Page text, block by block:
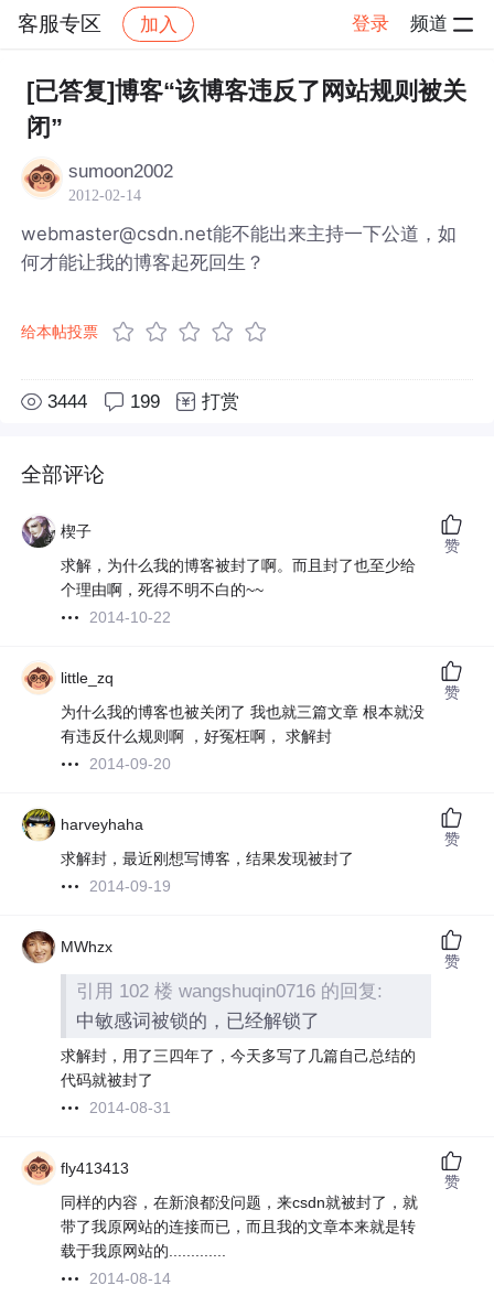
客服专区 加入 登录 频道
社区 客服专区 帖子详情
[已答复]博客“该博客违反了网站规则被关
闭”
sumoon2002
2012-02-14
webmaster@csdn.net能不能出来主持一下公道，如
何才能让我的博客起死回生？
给本帖投票
3444 199 打赏
全部评论
楔子
求解，为什么我的博客被封了啊。而且封了也至少给
个理由啊，死得不明不白的~~
2014-10-22
赞
little_zq
为什么我的博客也被关闭了 我也就三篇文章 根本就没
有违反什么规则啊 ，好冤枉啊， 求解封
2014-09-20
赞
harveyhaha
求解封，最近刚想写博客，结果发现被封了
2014-09-19
赞
MWhzx
引用 102 楼 wangshuqin0716 的回复:
中敏感词被锁的，已经解锁了
求解封，用了三四年了，今天多写了几篇自己总结的
代码就被封了
2014-08-31
赞
fly413413
同样的内容，在新浪都没问题，来csdn就被封了，就
带了我原网站的连接而已，而且我的文章本来就是转
载于我原网站的.............
2014-08-14
赞